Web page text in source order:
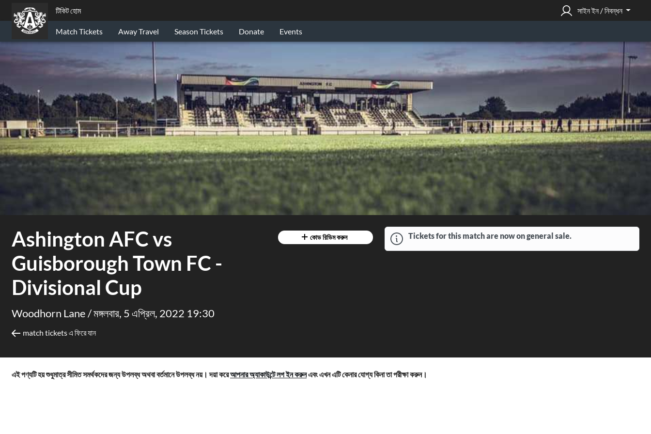
টিকিট হোম সাইন ইন / নিবন্ধন
Match Tickets Away Travel Season Tickets Donate Events
Ashington AFC vs
Guisborough Town FC -
Divisional Cup
Woodhorn Lane /মঙ্গলবার, 5 এপ্রিল, 2022 19:30
match tickets এ ফিরে যান
কোড রিডিম করুন Tickets for this match are now on general sale.
এই পণ্যটি হয় শুধুমাত্র সীমিত সমর্থকদের জন্য উপলব্ধ অথবা বর্তমানে উপলব্ধ নয়। দয়া করেআপনার অ্যাকাউন্টে লগ ইন করুনএবং এখন এটি কেনার যোগ্য কিনা তা পরীক্ষা করুন।